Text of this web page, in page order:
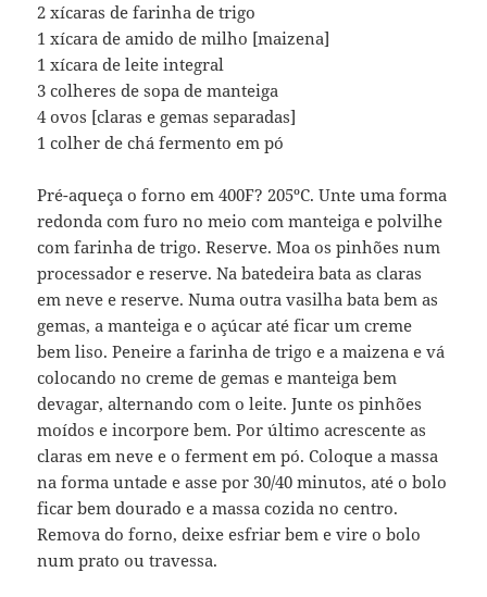
2 xícaras de farinha de trigo
1 xícara de amido de milho [maizena]
1 xícara de leite integral
3 colheres de sopa de manteiga
4 ovos [claras e gemas separadas]
1 colher de chá fermento em pó
Pré-aqueça o forno em 400F? 205ºC. Unte uma forma
redonda com furo no meio com manteiga e polvilhe
com farinha de trigo. Reserve. Moa os pinhões num
processador e reserve. Na batedeira bata as claras
em neve e reserve. Numa outra vasilha bata bem as
gemas, a manteiga e o açúcar até ficar um creme
bem liso. Peneire a farinha de trigo e a maizena e vá
colocando no creme de gemas e manteiga bem
devagar, alternando com o leite. Junte os pinhões
moídos e incorpore bem. Por último acrescente as
claras em neve e o ferment em pó. Coloque a massa
na forma untade e asse por 30/40 minutos, até o bolo
ficar bem dourado e a massa cozida no centro.
Remova do forno, deixe esfriar bem e vire o bolo
num prato ou travessa.